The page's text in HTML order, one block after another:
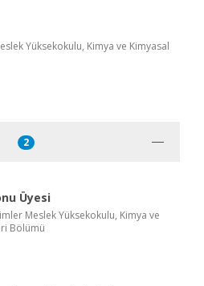
Yüksekokulu, Kimya ve Kimyasal
2
Üyesi
Meslek Yüksekokulu, Kimya ve
Bölümü